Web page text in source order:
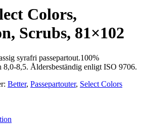
Colors,
Scrubs, 81×102
syrafri passepartout.100%
8,5. Åldersbeständig enligt ISO 9706.
Better, Passepartouter, Select Colors